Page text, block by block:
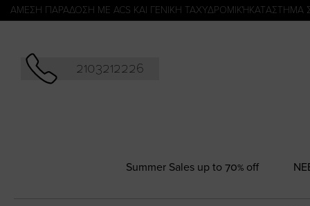
ΑΜΕΣΗ ΠΑΡΑΔΟΣΗ ΜΕ ACS ΚΑΙ ΓΕΝΙΚΗ ΤΑΧΥΔΡΟΜΙΚΉ
2103212226
Summer Sales up to 70% off